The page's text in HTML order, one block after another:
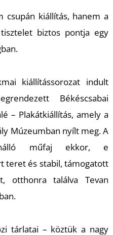
kiállítás, hanem a
biztos pontja egy
kiállítássorozat indult
Békéscsabai
– Plakátkiállítás, amely a
Múzeumban nyílt meg. A
műfaj ekkor, e
teret és stabil, támogatott
otthonra találva Tevan
tárlatai – köztük a nagy